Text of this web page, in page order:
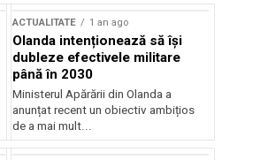
ACTUALITATE 1 an ago
Olanda intenționează să își
dubleze efectivele militare
până în 2030
Ministerul Apărării din Olanda a
anunțat recent un obiectiv ambițios
de a mai mult...